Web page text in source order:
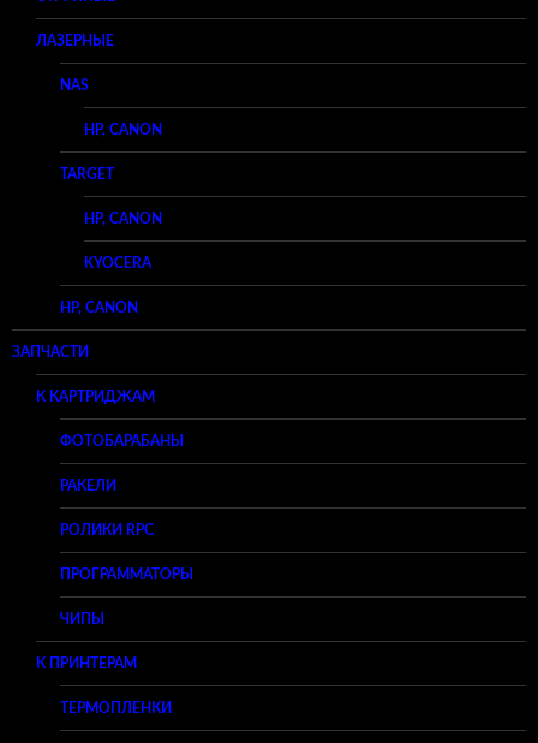
ЛАЗЕРНЫЕ
NAS
HP, CANON
TARGET
HP, CANON
KYOCERA
HP, CANON
ЗАПЧАСТИ
К КАРТРИДЖАМ
ФОТОБАРАБАНЫ
РАКЕЛИ
РОЛИКИ RPC
ПРОГРАММАТОРЫ
ЧИПЫ
К ПРИНТЕРАМ
ТЕРМОПЛЕНКИ